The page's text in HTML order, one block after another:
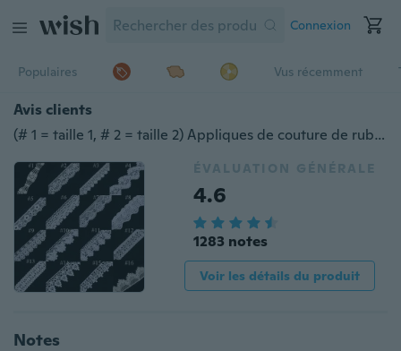
Connexion
Populaires Vus récemment
Avis clients
(# 1 = taille 1, # 2 = taille 2) Appliques de couture de ruban de bordure en dentelle brodée blanc cassé de 2 mètres
ÉVALUATION GÉNÉRALE
4.6
1283 notes
Voir les détails du produit
Notes